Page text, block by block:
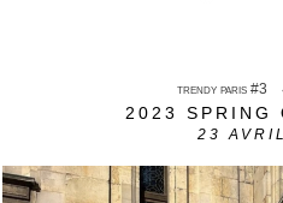
trendy paris #3
2023 SPRING
23